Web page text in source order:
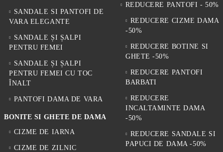
SANDALE SI PANTOFI DE
VARA ELEGANTE
SANDALE ȘI ȘALPI
PENTRU FEMEI
SANDALE ȘI ȘALPI
PENTRU FEMEI CU TOC
ÎNALT
PANTOFI DAMA DE VARA
BONITE SI GHETE DE DAMA
CIZME DE IARNA
CIZME DE ZILNIC
REDUCERE PANTOFI - 50%
REDUCERE CIZME DAMA
-50%
REDUCERE BOTINE SI
GHETE -50%
REDUCERE PANTOFI
BARBATI
REDUCERE
INCALTAMINTE DAMA
-50%
REDUCERE SANDALE SI
PAPUCI DE DAMA -50%